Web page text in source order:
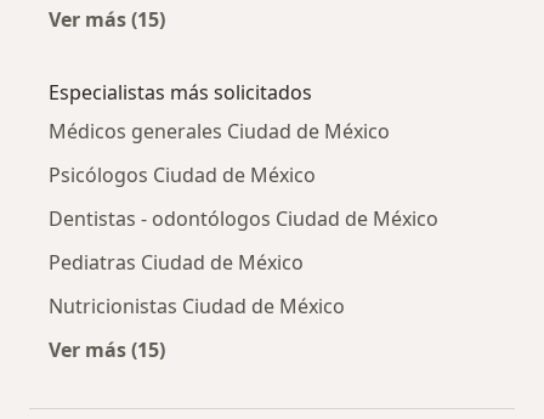
Ver más (15)
Especialistas más solicitados
Médicos generales Ciudad de México
Psicólogos Ciudad de México
Dentistas - odontólogos Ciudad de México
Pediatras Ciudad de México
Nutricionistas Ciudad de México
Ver más (15)